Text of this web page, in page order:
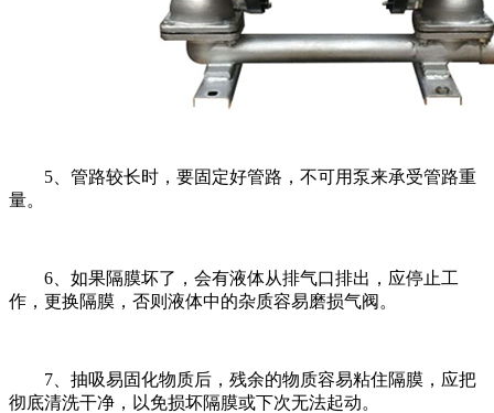
5、管路较长时，要固定好管路，不可用泵来承受管路重
量。
6、如果隔膜坏了，会有液体从排气口排出，应停止工
作，更换隔膜，否则液体中的杂质容易磨损气阀。
7、抽吸易固化物质后，残余的物质容易粘住隔膜，应把
彻底清洗干净，以免损坏隔膜或下次无法起动。